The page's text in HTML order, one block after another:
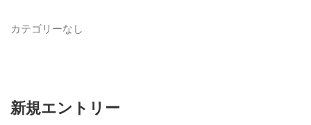
カテゴリーなし
新規エントリー